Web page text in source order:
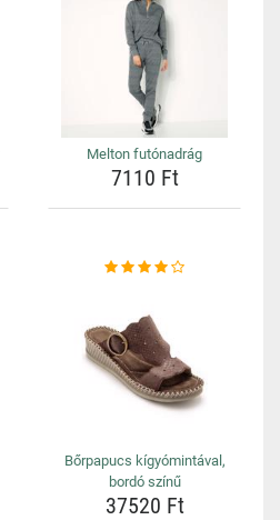
Melton futónadrág
7110 Ft
Bőrpapucs kígyómintával,
bordó színű
37520 Ft